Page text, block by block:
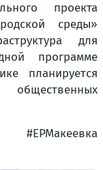
проекта
среды»
для
программе
планируется